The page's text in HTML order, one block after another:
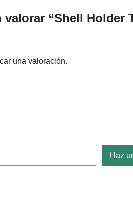
valorar “Shell Holder
una valoración.
Haz